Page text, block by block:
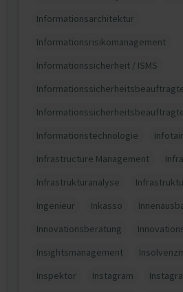
Informationsarchitektur
Informationsrisikomanagement
Informationssicherheit / ISMS
Informationstechnologie
Infrastructure Management
Infrastrukturanalyse
Ingenieur
Inkasso
Innovationsberatung
Insightsmanagement
Inspektor
Instagram